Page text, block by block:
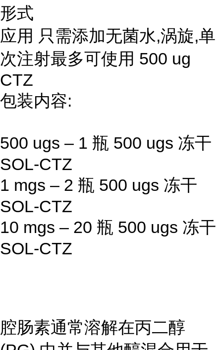
形式
应用 只需添加无菌水,涡旋,单
次注射最多可使用 500 ug
CTZ
包装内容:
500 ugs – 1 瓶 500 ugs 冻干
SOL-CTZ
1 mgs – 2 瓶 500 ugs 冻干
SOL-CTZ
10 mgs – 20 瓶 500 ugs 冻干
SOL-CTZ
腔肠素通常溶解在丙二醇